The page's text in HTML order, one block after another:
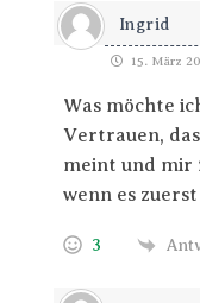
Ingrid
15. März
Was möchte
Vertrauen,
meint und mir
wenn es
3